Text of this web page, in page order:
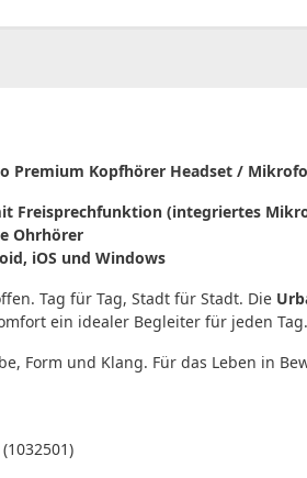
Premium Kopfhörer Headset /
Freisprechfunktion (integriertes
Ohrhörer
iOS und Windows
Tag für Tag, Stadt für Stadt. Die
ein idealer Begleiter für jeden Tag.
Form und Klang. Für das Leben in